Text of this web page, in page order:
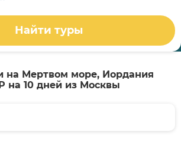
Найти туры
на Мертвом море, Иордания
на 10 дней из Москвы